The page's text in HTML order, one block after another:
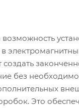
создать
без
Это